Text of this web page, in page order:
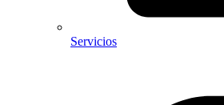
Servicios